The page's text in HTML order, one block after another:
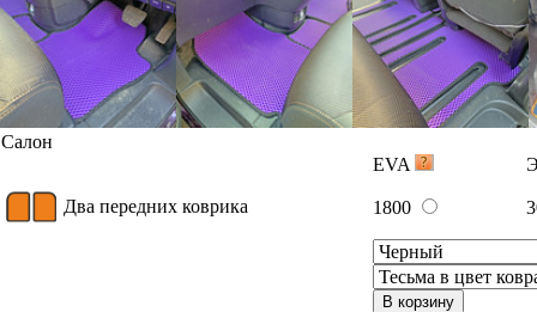
Салон
EVA
Два передних коврика 1800
В корзину